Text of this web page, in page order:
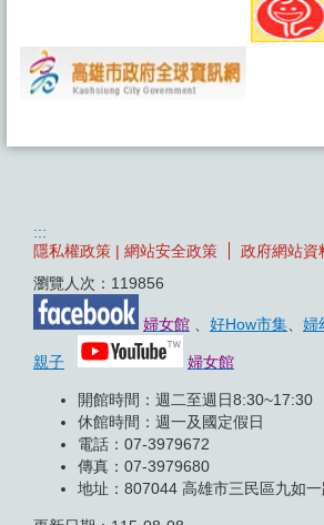
:::
隱私權政策 | 網站安全政策
政府網站資
瀏覽人次： 119856
婦女館 好How市集 婦
親子 婦女館
開館時間：週二至週日8:30~17:30
休館時間：週一及國定假日
電話：07-3979672
傳真：07-3979680
地址：807044 高雄市三民區九如